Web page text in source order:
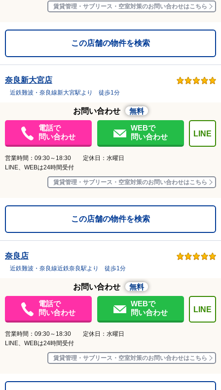
賃貸管理・サブリース・空室対策のお問い合わせはこちら
この店舗の物件を検索
奈良新大宮店
近鉄難波・奈良線新大宮駅より 徒歩1分
お問い合わせ
無料
電話で
問い合わせ
WEBで
問い合わせ
LINE
営業時間：09:30～18:30 定休日：水曜日
LINE、WEBは24時間受付
賃貸管理・サブリース・空室対策のお問い合わせはこちら
この店舗の物件を検索
奈良店
近鉄難波・奈良線近鉄奈良駅より 徒歩1分
お問い合わせ
無料
電話で
問い合わせ
WEBで
問い合わせ
LINE
営業時間：09:30～18:30 定休日：水曜日
LINE、WEBは24時間受付
賃貸管理・サブリース・空室対策のお問い合わせはこちら